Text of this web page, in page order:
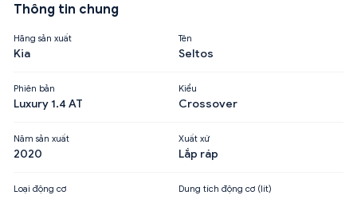
Thông tin chung
Hãng sản xuất
Kia
Tên
Seltos
Phiên bản
Luxury 1.4 AT
Kiểu
Crossover
Năm sản xuất
2020
Xuất xứ
Lắp ráp
Loại động cơ Dung tích động cơ (lít)